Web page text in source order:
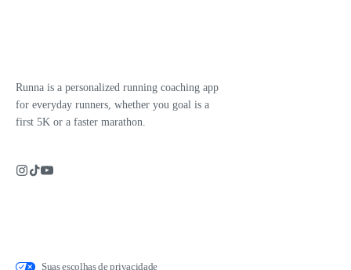
Runna is a personalized running coaching app
for everyday runners, whether you goal is a
first 5K or a faster marathon.
Suas escolhas de privacidade